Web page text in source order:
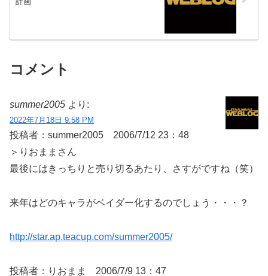
コメント
summer2005 より:
2022年7月18日 9:58 PM
投稿者：summer2005 2006/7/12 23：48
＞りおままさん
最後にはきっちりと売り切るあたり、さすがですね（笑）
来年はどのキャラがベイダー化するのでしょう・・・？
http://star.ap.teacup.com/summer2005/
投稿者：りおまま 2006/7/9 13：47